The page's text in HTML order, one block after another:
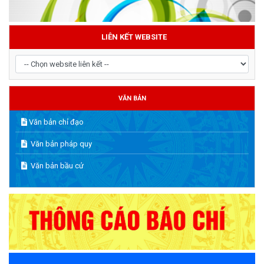
LIÊN KẾT WEBSITE
VĂN BẢN
Văn bản chỉ đạo
Văn bản pháp quy
Văn bản bầu cử